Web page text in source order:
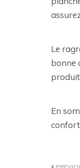
Le
bonne
En
confort